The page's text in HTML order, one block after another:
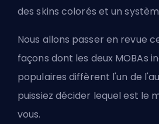
desskins colorés et un
Nous allons passer en revue
façons dont les deux MOBAs
populaires diffèrent l'un de
puissiez décider lequel est le
vous.